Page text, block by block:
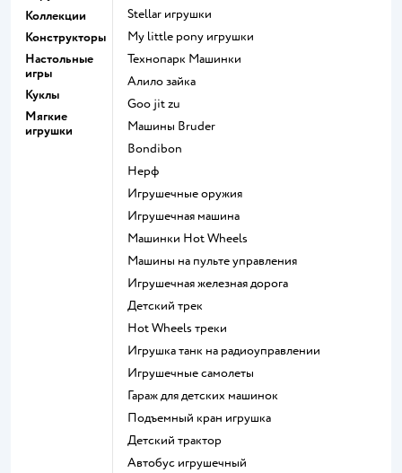
Коллекции
Конструкторы
Настольные
игры
Куклы
Мягкие
игрушки
Stellar игрушки
my little pony игрушки
Технопарк Машинки
Алило зайка
Goo jit zu
Машины Bruder
Bondibon
Нерф
Игрушечные оружия
Игрушечная машина
Машинки Hot Wheels
Машины на пульте управления
Игрушечная железная дорога
Детский трек
Hot Wheels треки
Игрушка танк на радиоуправлении
Игрушечные самолеты
Гараж для детских машинок
Подъемный кран игрушка
Детский трактор
Автобус игрушечный